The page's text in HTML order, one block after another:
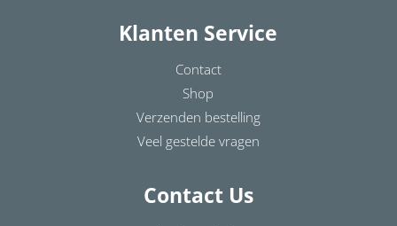
Klanten Service
Contact
Shop
Verzenden bestelling
Veel gestelde vragen
Contact Us